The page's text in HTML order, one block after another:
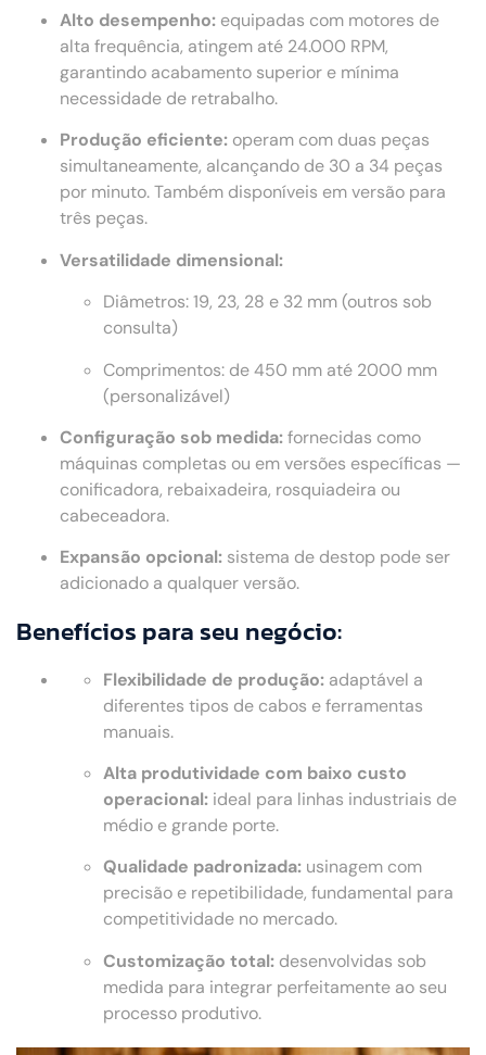
Alto desempenho: equipadas com motores de
alta frequência, atingem até 24.000 RPM,
garantindo acabamento superior e mínima
necessidade de retrabalho.
Produção eficiente: operam com duas peças
simultaneamente, alcançando de 30 a 34 peças
por minuto. Também disponíveis em versão para
três peças.
Versatilidade dimensional:
Diâmetros: 19, 23, 28 e 32 mm (outros sob
consulta)
Comprimentos: de 450 mm até 2000 mm
(personalizável)
Configuração sob medida:fornecidas como
máquinas completas ou em versões específicas —
conificadora, rebaixadeira, rosquiadeira ou
cabeceadora.
Expansão opcional: sistema de destop pode ser
adicionado a qualquer versão.
Benefícios para seu negócio:
Flexibilidade de produção: adaptável a
diferentes tipos de cabos e ferramentas
manuais.
Alta produtividade com baixo custo
operacional: ideal para linhas industriais de
médio e grande porte.
Qualidade padronizada: usinagem com
precisão e repetibilidade, fundamental para
competitividade no mercado.
Customização total: desenvolvidas sob
medida para integrar perfeitamente ao seu
processo produtivo.